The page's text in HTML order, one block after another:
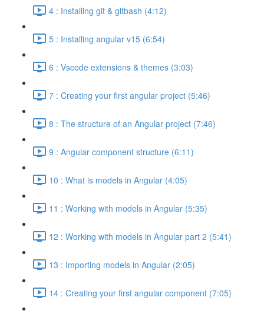
4 : Installing git & gitbash (4:12)
5 : Installing angular v15 (6:54)
6 : Vscode extensions & themes (3:03)
7 : Creating your first angular project (5:46)
8 : The structure of an Angular project (7:46)
9 : Angular component structure (6:11)
10 : What is models in Angular (4:05)
11 : Working with models in Angular (5:35)
12 : Working with models in Angular part 2 (5:41)
13 : Importing models in Angular (2:05)
14 : Creating your first angular component (7:05)